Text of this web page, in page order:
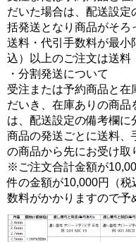
だいた場合は、配送設定
括発送となり商品がそろ
送料・代引手数料が最小
込）以上のご注文は送料
・分割発送について
受注または予約商品と在
だいき、在庫ありの商品
は、配送設定の備考欄に
商品の発送ごとに送料、
の商品から先にお受け取
※ご注文合計金額が
件の金額が10,000円（
数料がかかりますので予